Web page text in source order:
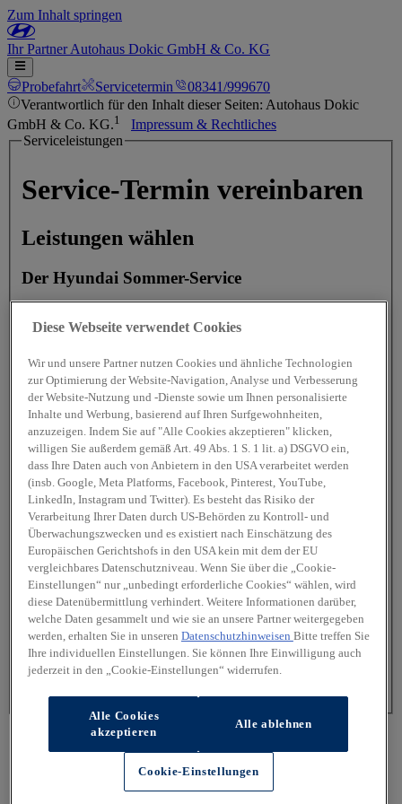
Zum Inhalt springen
IhrPartnerAutohaus Dokic GmbH & Co. KG
Probefahrt Servicetermin
08341/999670
Verantwortlich für den Inhalt dieser Seiten: Autohaus Dokic
GmbH & Co. KG.1
Impressum & Rechtliches
Serviceleistungen
Service-Termin vereinbaren
Leistungen wählen
Der Hyundai Sommer-Service
Bremsen-Check - Preis auf Anfrage
Kostengünstiger Hyundai Economy Service
Verbau von Hyundai Original Zubehör
Batterie-Check
SmartRepair (z.B. Dellenreparatur, SpotRepair)
Räder- und Reifenservice inkl. Einlagerung
Scheibenreparatur & -tausch
Alle anzeigen
Ersatzfahrzeuge anfragen
Weiter - nur noch eine Seite
Diese Webseite verwendet Cookies
Wir und unsere Partner nutzen Cookies und ähnliche Technologien
zur Optimierung der Website-Navigation, Analyse und Verbesserung
der Website-Nutzung und -Dienste sowie um Ihnen personalisierte
Inhalte und Werbung, basierend auf Ihren Surfgewohnheiten,
anzuzeigen. Indem Sie auf "Alle Cookies akzeptieren" klicken,
willigen Sie außerdem gemäß Art. 49 Abs. 1 S. 1 lit. a) DSGVO ein,
dass Ihre Daten auch von Anbietern in den USA verarbeitet werden
(insb. Google, Meta Platforms, Facebook, Pinterest, YouTube,
LinkedIn, Instagram und Twitter). Es besteht das Risiko der
Verarbeitung Ihrer Daten durch US-Behörden zu Kontroll- und
Überwachungszwecken und es existiert nach Einschätzung des
Europäischen Gerichtshofs in den USA kein mit dem der EU
vergleichbares Datenschutzniveau. Wenn Sie über die „Cookie-
Einstellungen“ nur „unbedingt erforderliche Cookies“ wählen, wird
diese Datenübermittlung verhindert. Weitere Informationen darüber,
welche Daten gesammelt und wie sie an unsere Partner weitergegeben
werden, erhalten Sie in unseren Datenschutzhinweisen Bitte treffen Sie
Ihre individuellen Einstellungen. Sie können Ihre Einwilligung auch
jederzeit in den „Cookie-Einstellungen“ widerrufen.
Alle Cookies
akzeptieren
Alle ablehnen
Cookie-Einstellungen